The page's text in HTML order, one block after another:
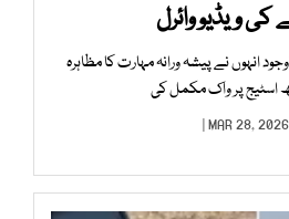
ویڈیو وائرل
انہوں نے پیشہ ورانہ مہارت کا مظاہرہ
اسٹیج پر واک مکمل کی